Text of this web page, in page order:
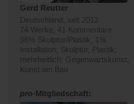
Gerd Reutter
Deutschland, seit 2012
74 Werke, 41 Kommentare
96% Skulptur/Plastik, 1%
Installation; Skulptur, Plastik;
mehrheitlich: Gegenwartskunst,
Kunst am Bau
pro-Mitgliedschaft: